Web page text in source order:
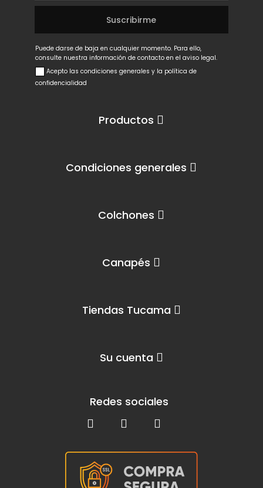
Productos
Condiciones generales
Colchones
Canapés
Tiendas Tucama
Su cuenta
Puede darse de baja en cualquier momento. Para ello,
consulte nuestra información de contacto en el aviso legal.
Acepto las condiciones generales y la política de
confidencialidad
Redes sociales